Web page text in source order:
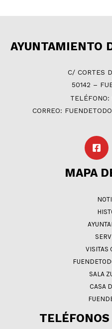
AYUNTAMIENTO
C/ CORTES
50142 –
CORREO:
MAPA
VISITAS
SALA
CASA